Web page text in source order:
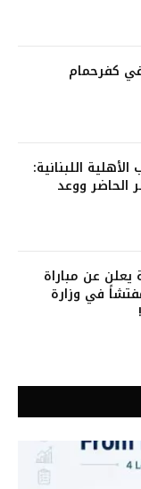
كفرحمام
الـ50 للحرب الأهلية اللبنانية:
ووعد
عن مباراة
ومفتشاً في وزارة